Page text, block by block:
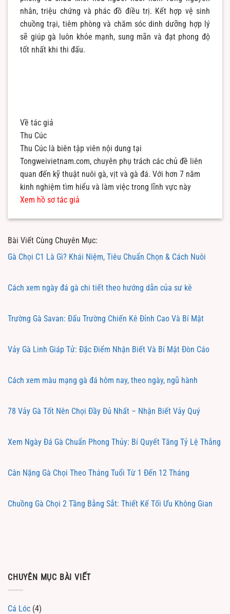
nhân, triệu chứng và phác đồ điều trị. Kết hợp vệ sinh
chuồng trại, tiêm phòng và chăm sóc dinh dưỡng hợp lý
sẽ giúp gà luôn khỏe mạnh, sung mãn và đạt phong độ
tốt nhất khi thi đấu.
Về tác giả
Thu Cúc
Thu Cúc là biên tập viên nội dung tại
Tongweivietnam.com, chuyên phụ trách các chủ đề liên
quan đến kỹ thuật nuôi gà, vịt và gà đá. Với hơn 7 năm
kinh nghiệm tìm hiểu và làm việc trong lĩnh vực này
Xem hồ sơ tác giả
Bài Viết Cùng Chuyên Mục:
Gà Chọi C1 Là Gì? Khái Niệm, Tiêu Chuẩn Chọn & Cách Nuôi
Cách xem ngày đá gà chi tiết theo hướng dẫn của sư kê
Trường Gà Savan: Đấu Trường Chiến Kê Đỉnh Cao Và Bí Mật
Vảy Gà Linh Giáp Tử: Đặc Điểm Nhận Biết Và Bí Mật Đòn Cáo
Cách xem màu mạng gà đá hôm nay, theo ngày, ngũ hành
78 Vảy Gà Tốt Nên Chọi Đầy Đủ Nhất – Nhận Biết Vảy Quý
Xem Ngày Đá Gà Chuẩn Phong Thủy: Bí Quyết Tăng Tỷ Lệ Thắng
Cân Nặng Gà Chọi Theo Tháng Tuổi Từ 1 Đến 12 Tháng
Chuồng Gà Chọi 2 Tầng Bằng Sắt: Thiết Kế Tối Ưu Không Gian
CHUYÊN MỤC BÀI VIẾT
Cá Lóc (4)